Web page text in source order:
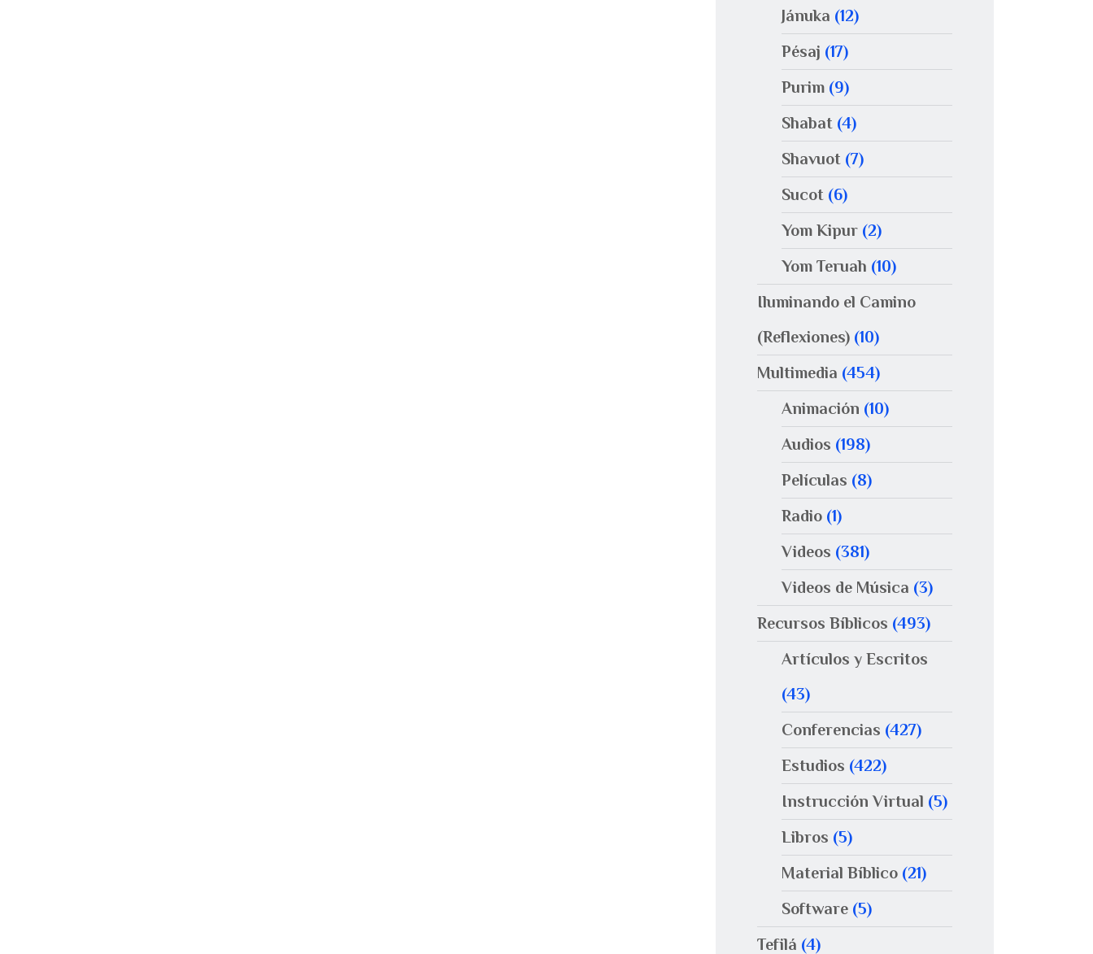
Jánuka (12)
Pésaj (17)
Purim (9)
Shabat (4)
Shavuot (7)
Sucot (6)
Yom Kipur (2)
Yom Teruah (10)
Iluminando el Camino
(Reflexiones) (10)
Multimedia (454)
Animación (10)
Audios (198)
Películas (8)
Radio (1)
Videos (381)
Videos de Música (3)
Recursos Bíblicos (493)
Artículos y Escritos
(43)
Conferencias (427)
Estudios (422)
Instrucción Virtual (5)
Libros (5)
Material Bíblico (21)
Software (5)
Tefilá (4)